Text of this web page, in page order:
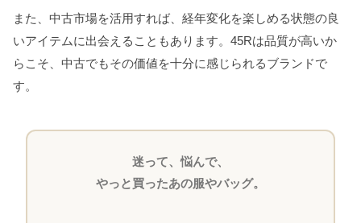
また、中古市場を活用すれば、経年変化を楽しめる状態の良
いアイテムに出会えることもあります。45Rは品質が高いか
らこそ、中古でもその価値を十分に感じられるブランドで
す。
迷って、悩んで、
やっと買ったあの服やバッグ。